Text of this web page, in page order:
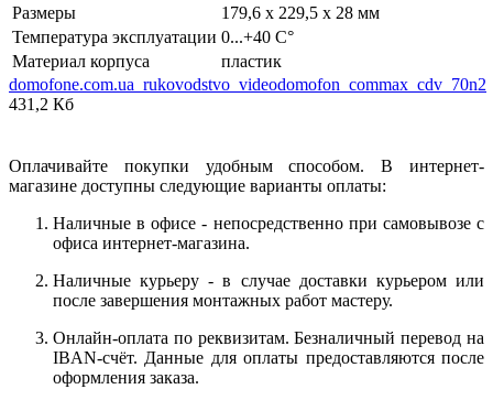
Размеры
179,6 x 229,5 x 28 мм
Температура эксплуатации 0...+40 C°
Материал корпуса
пластик
domofone.com.ua_rukovodstvo_videodomofon_commax_cdv_70n2
431,2 Кб
Оплачивайте покупки удобным способом. В интернет-
магазине доступны следующие варианты оплаты:
Наличные в офисе - непосредственно при самовывозе с
офиса интернет-магазина.
Наличные курьеру - в случае доставки курьером или
после завершения монтажных работ мастеру.
Онлайн-оплата по реквизитам. Безналичный перевод на
IBAN-счёт. Данные для оплаты предоставляются после
оформления заказа.